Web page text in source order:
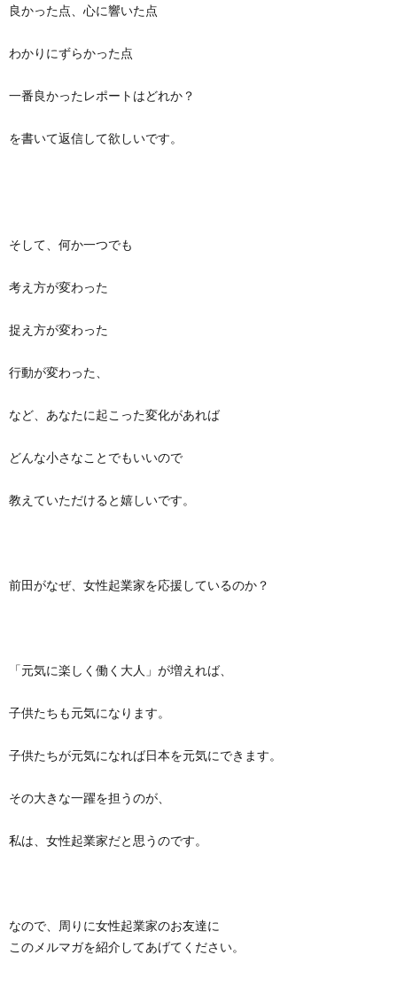
良かった点、心に響いた点
わかりにずらかった点
一番良かったレポートはどれか？
を書いて返信して欲しいです。
そして、何か一つでも
考え方が変わった
捉え方が変わった
行動が変わった、
など、あなたに起こった変化があれば
どんな小さなことでもいいので
教えていただけると嬉しいです。
前田がなぜ、女性起業家を応援しているのか？
「元気に楽しく働く大人」が増えれば、
子供たちも元気になります。
子供たちが元気になれば日本を元気にできます。
その大きな一躍を担うのが、
私は、女性起業家だと思うのです。
なので、周りに女性起業家のお友達に
このメルマガを紹介してあげてください。